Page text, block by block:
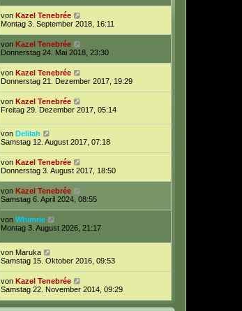
von Kazel Tenebrée
Montag 3. September 2018, 16:11
von Kazel Tenebrée
Donnerstag 24. Mai 2018, 23:30
von Kazel Tenebrée
Donnerstag 21. Dezember 2017, 19:29
von Kazel Tenebrée
Freitag 29. Dezember 2017, 05:14
von Delilah
Samstag 12. August 2017, 07:18
von Kazel Tenebrée
Donnerstag 3. August 2017, 18:50
von Kazel Tenebrée
Samstag 6. April 2024, 08:55
von Whimrie
Montag 3. August 2026, 21:17
von Maruka
Samstag 15. Oktober 2016, 09:53
von Kazel Tenebrée
Samstag 22. November 2014, 09:29